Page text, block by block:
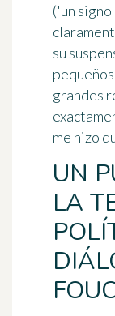
('un
su
grandes
me hizo
UN
LA